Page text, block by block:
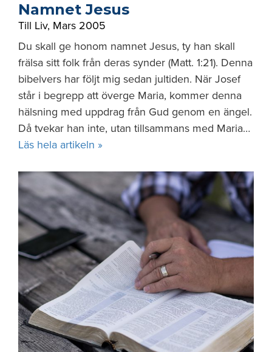
Namnet Jesus
Till Liv, Mars 2005
Du skall ge honom namnet Jesus, ty han skall
frälsa sitt folk från deras synder (Matt. 1:21). Denna
bibelvers har följt mig sedan jultiden. När Josef
står i begrepp att överge Maria, kommer denna
hälsning med uppdrag från Gud genom en ängel.
Då tvekar han inte, utan tillsammans med Maria…
Läs hela artikeln »